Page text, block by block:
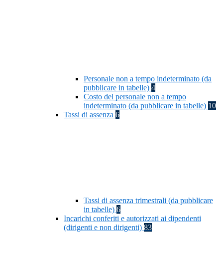
Personale non a tempo indeterminato (da
pubblicare in tabelle) 4
Costo del personale non a tempo
indeterminato (da pubblicare in tabelle) 10
Tassi di assenza 6
Tassi di assenza trimestrali (da pubblicare
in tabelle) 6
Incarichi conferiti e autorizzati ai dipendenti
(dirigenti e non dirigenti) 83